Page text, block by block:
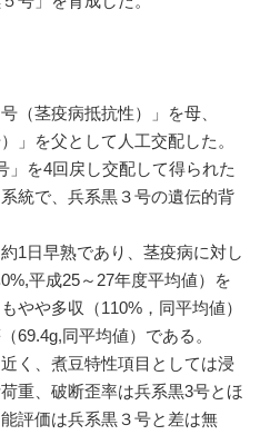
（茎疫病抵抗性）」を母、
」を父として人工交配した。
」を4回戻し交配して得られた
統で、兵系黒３号の遺伝的背
1日早熟であり、茎疫病に対し
平成25～27年度平均値）を
やや多収（110%，同平均値）
69.4g,同平均値）である。
く、煮豆特性項目としては浸
重、破断歪率は兵系黒3号とほ
評価は兵系黒３号と差は無